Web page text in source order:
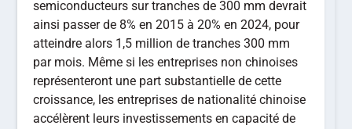
semiconducteurs sur tranches de 300 mm devrait
ainsi passer de 8% en 2015 à 20% en 2024, pour
atteindre alors 1,5 million de tranches 300 mm
par mois. Même si les entreprises non chinoises
représenteront une part substantielle de cette
croissance, les entreprises de nationalité chinoise
accélèrent leurs investissements en capacité de